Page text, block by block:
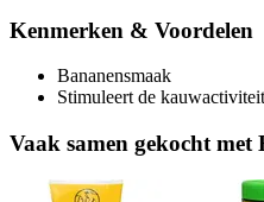
Kenmerken & Voordelen
Bananensmaak
Stimuleert de kauwactiviteit
Vaak samen gekocht